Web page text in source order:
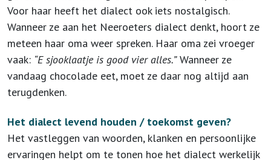
Voor haar heeft het dialect ook iets nostalgisch.
Wanneer ze aan het Neeroeters dialect denkt, hoort ze
meteen haar oma weer spreken. Haar oma zei vroeger
vaak: “E sjooklaatje is good vier alles.”Wanneer ze
vandaag chocolade eet, moet ze daar nog altijd aan
terugdenken.
Het dialect levend houden / toekomst geven?
Het vastleggen van woorden, klanken en persoonlijke
ervaringen helpt om te tonen hoe het dialect werkelijk